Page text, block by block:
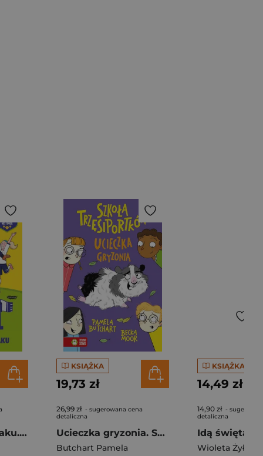
Supergwiazdy ataku. Niewiarygodny futbol
KSIĄŻKA
19,73 zł
26,99 zł - sugerowana cena
detaliczna
Ucieczka gryzonia. Szkoła Trzęsiportków
Butchart Pamela
KSIĄŻKA
14,49 zł
14,90 zł -
detaliczna
Wioleta